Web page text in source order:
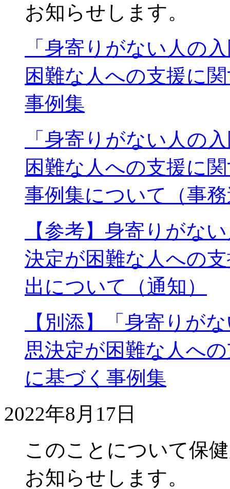
お知らせします。
「身寄りがない人の
困難な人への支援に
事例集
「身寄りがない人の
困難な人への支援に
事例集について（事
【参考】身寄りがな
決定が困難な人への
出について（通知）
【別添】「身寄りが
思決定が困難な人へ
に基づく事例集
2022年8月17日
このことについて保
お知らせします。